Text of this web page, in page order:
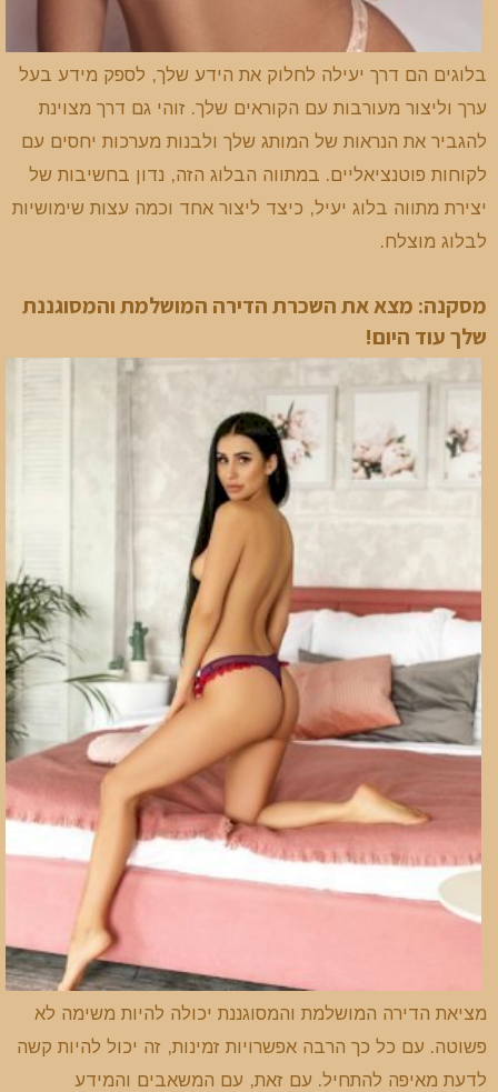
בלוגים הם דרך יעילה לחלוק את הידע שלך, לספק מידע בעל
ערך וליצור מעורבות עם הקוראים שלך. זוהי גם דרך מצוינת
להגביר את הנראות של המותג שלך ולבנות מערכות יחסים עם
לקוחות פוטנציאליים. במתווה הבלוג הזה, נדון בחשיבות של
יצירת מתווה בלוג יעיל, כיצד ליצור אחד וכמה עצות שימושיות
לבלוג מוצלח.
מסקנה: מצא את השכרת הדירה המושלמת והמסוגננת
שלך עוד היום!
מציאת הדירה המושלמת והמסוגננת יכולה להיות משימה לא
פשוטה. עם כל כך הרבה אפשרויות זמינות, זה יכול להיות קשה
לדעת מאיפה להתחיל. עם זאת, עם המשאבים והמידע